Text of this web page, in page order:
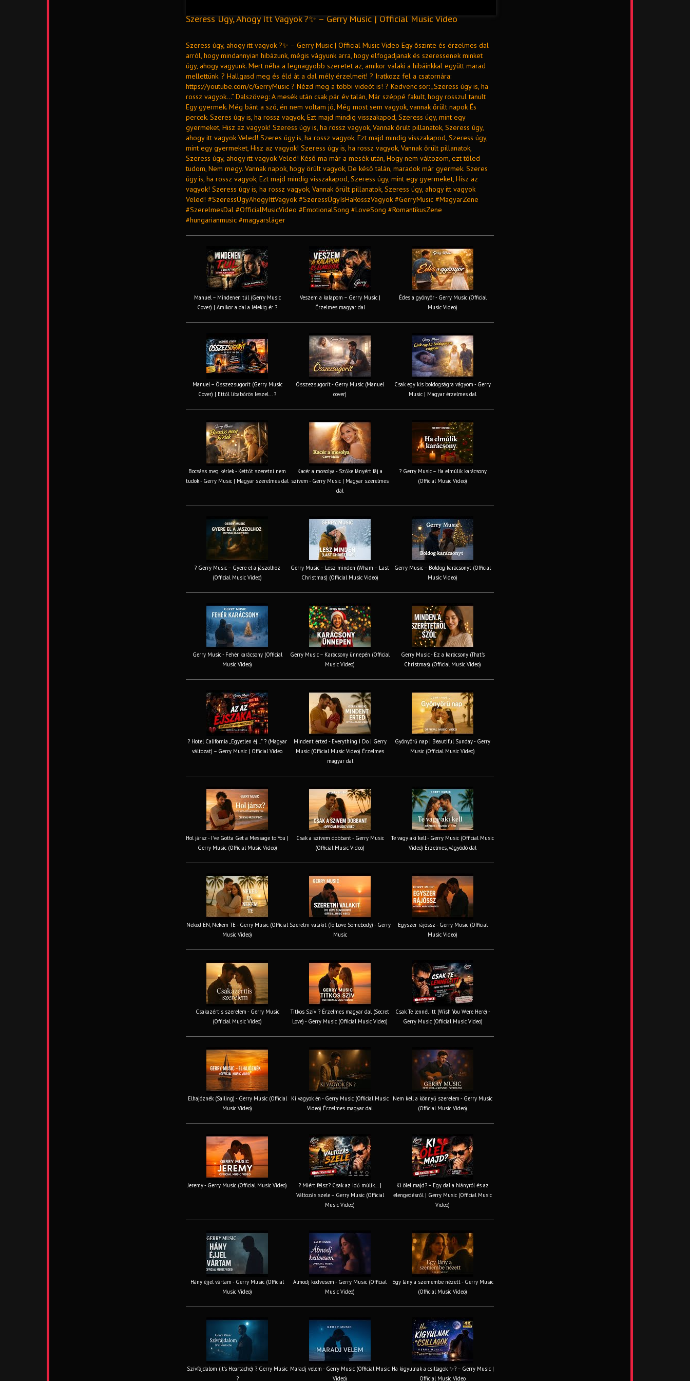
Szeress Úgy, Ahogy Itt Vagyok ?✨ – Gerry Music | Official Music Video
Szeress úgy, ahogy itt vagyok ?✨ – Gerry Music | Official Music Video Egy őszinte és érzelmes dal
arról, hogy mindannyian hibázunk, mégis vágyunk arra, hogy elfogadjanak és szeressenek minket
úgy, ahogy vagyunk. Mert néha a legnagyobb szeretet az, amikor valaki a hibáinkkal együtt marad
mellettünk. ? Hallgasd meg és éld át a dal mély érzelmeit! ? Iratkozz fel a csatornára:
https://youtube.com/c/GerryMusic ? Nézd meg a többi videót is! ? Kedvenc sor: „Szeress úgy is, ha
rossz vagyok…” Dalszöveg: A mesék után csak pár év talán, Már széppé fakult, hogy rosszul tanult
Egy gyermek. Még bánt a szó, én nem voltam jó, Még most sem vagyok, vannak őrült napok És
percek. Szeres úgy is, ha rossz vagyok, Ezt majd mindig visszakapod, Szeress úgy, mint egy
gyermeket, Hisz az vagyok! Szeress úgy is, ha rossz vagyok, Vannak őrült pillanatok, Szeress úgy,
ahogy itt vagyok Veled! Szeres úgy is, ha rossz vagyok, Ezt majd mindig visszakapod, Szeress úgy,
mint egy gyermeket, Hisz az vagyok! Szeress úgy is, ha rossz vagyok, Vannak őrült pillanatok,
Szeress úgy, ahogy itt vagyok Veled! Késő ma már a mesék után, Hogy nem változom, ezt tőled
tudom, Nem megy. Vannak napok, hogy örült vagyok, De késő talán, maradok már gyermek. Szeres
úgy is, ha rossz vagyok, Ezt majd mindig visszakapod, Szeress úgy, mint egy gyermeket, Hisz az
vagyok! Szeress úgy is, ha rossz vagyok, Vannak őrült pillanatok, Szeress úgy, ahogy itt vagyok
Veled! #SzeressÚgyAhogyIttVagyok #SzeressÚgyIsHaRosszVagyok #GerryMusic #MagyarZene
#SzerelmesDal #OfficialMusicVideo #EmotionalSong #LoveSong #RomantikusZene
#hungarianmusic #magyarsláger
Manuel – Mindenen túl (Gerry Music
Cover) | Amikor a dal a lélekig ér ?
Veszem a kalapom – Gerry Music |
Érzelmes magyar dal
Édes a gyönyör - Gerry Music (Official
Music Video)
Manuel – Összezsugorít (Gerry Music
Cover) | Ettől libabőrös leszel... ?
Összezsugorít - Gerry Music (Manuel
cover)
Csak egy kis boldogságra vágyom - Gerry
Music | Magyar érzelmes dal
Bocsáss meg kérlek - Kettőt szeretni nem
tudok - Gerry Music | Magyar szerelmes dal
Kacér a mosolya - Szőke lányért fáj a
szívem - Gerry Music | Magyar szerelmes
dal
? Gerry Music – Ha elmúlik karácsony
(Official Music Video)
? Gerry Music – Gyere el a jászolhoz
(Official Music Video)
Gerry Music – Lesz minden (Wham – Last
Christmas) (Official Music Video)
Gerry Music – Boldog karácsonyt (Official
Music Video)
Gerry Music - Fehér karácsony (Official
Music Video)
Gerry Music – Karácsony ünnepén (Official
Music Video)
Gerry Music - Ez a karácsony (That's
Christmas) (Official Music Video)
? Hotel California „Egyetlen éj…” ? (Magyar
változat) – Gerry Music | Official Video
Mindent érted - Everything I Do | Gerry
Music (Official Music Video) Érzelmes
magyar dal
Gyönyörű nap | Beautiful Sunday - Gerry
Music (Official Music Video)
Hol jársz - I've Gotta Get a Message to You |
Gerry Music (Official Music Video)
Csak a szívem dobbant - Gerry Music
(Official Music Video)
Te vagy aki kell - Gerry Music (Official Music
Video) Érzelmes, vágyódó dal
Neked ÉN, Nekem TE - Gerry Music (Official
Music Video)
Szeretni valakit (To Love Somebody) - Gerry
Music
Egyszer rájössz - Gerry Music (Official
Music Video)
Csakazértis szerelem - Gerry Music
(Official Music Video)
Titkos Szív ? Érzelmes magyar dal (Secret
Love) - Gerry Music (Official Music Video)
Csak Te lennél itt (Wish You Were Here) -
Gerry Music (Official Music Video)
Elhajóznék (Sailing) - Gerry Music (Official
Music Video)
Ki vagyok én - Gerry Music (Official Music
Video) Érzelmes magyar dal
Nem kell a könnyű szerelem - Gerry Music
(Official Music Video)
Jeremy - Gerry Music (Official Music Video)
? Miért félsz? Csak az idő múlik… |
Változás szele – Gerry Music (Official
Music Video)
Ki ölel majd? – Egy dal a hiányról és az
elengedésről | Gerry Music (Official Music
Video)
Hány éjjel vártam - Gerry Music (Official
Music Video)
Álmodj kedvesem - Gerry Music (Official
Music Video)
Egy lány a szemembe nézett - Gerry Music
(Official Music Video)
Szívfájdalom (It’s Heartache) ? Gerry Music
?
Maradj velem - Gerry Music (Official Music
Video)
Ha kigyulnak a csillagok ✨? – Gerry Music |
Official Music Video